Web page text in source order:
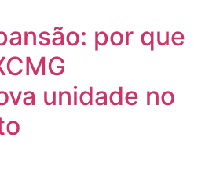
por que
unidade no